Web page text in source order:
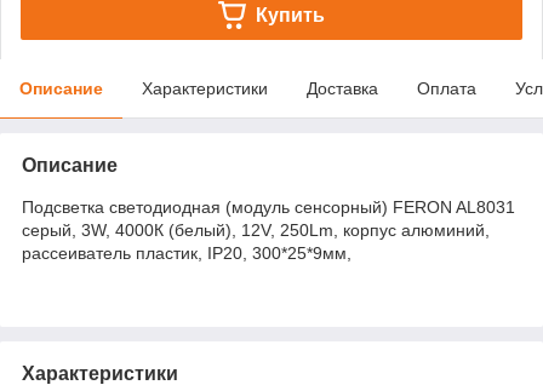
Купить
Описание Характеристики Доставка Оплата
Описание
Подсветка светодиодная (модуль сенсорный) FERON AL8031
серый, 3W, 4000К (белый), 12V, 250Lm, корпус алюминий,
рассеиватель пластик, IP20, 300*25*9мм,
Характеристики